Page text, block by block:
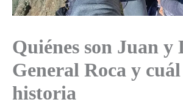
Quiénes son Juan y
General Roca y cuál
historia